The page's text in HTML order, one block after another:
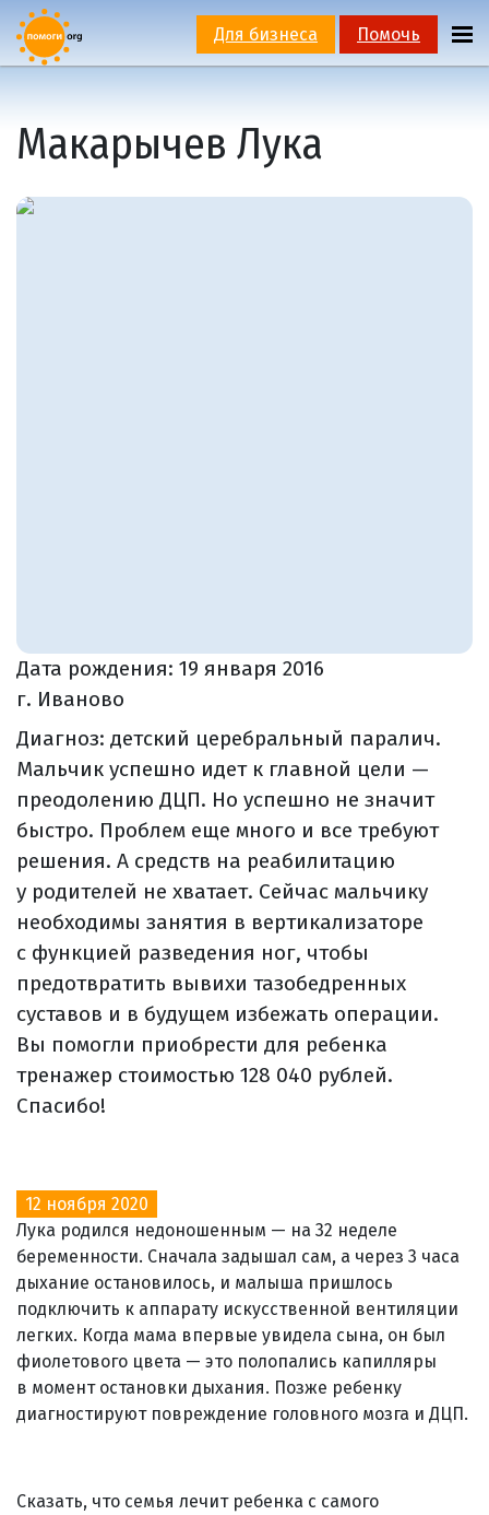
Для бизнеса Помочь
Макарычев Лука
Дата рождения: 19 января 2016
г. Иваново
Диагноз: детский церебральный паралич.
Мальчик успешно идет к главной цели —
преодолению ДЦП. Но успешно не значит
быстро. Проблем еще много и все требуют
решения. А средств на реабилитацию
у родителей не хватает. Сейчас мальчику
необходимы занятия в вертикализаторе
с функцией разведения ног, чтобы
предотвратить вывихи тазобедренных
суставов и в будущем избежать операции.
Вы помогли приобрести для ребенка
тренажер стоимостью 128 040 рублей.
Спасибо!
12 ноября 2020
Лука родился недоношенным — на 32 неделе
беременности. Сначала задышал сам, а через 3 часа
дыхание остановилось, и малыша пришлось
подключить к аппарату искусственной вентиляции
легких. Когда мама впервые увидела сына, он был
фиолетового цвета — это полопались капилляры
в момент остановки дыхания. Позже ребенку
диагностируют повреждение головного мозга и ДЦП.
Сказать, что семья лечит ребенка с самого